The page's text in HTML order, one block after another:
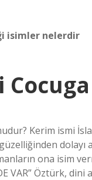
isimler nelerdir
Kerim ismi
ona isim
VAR” Öztürk,